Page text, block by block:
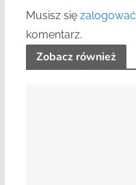
Musisz się zalogować
komentarz.
Zobacz również